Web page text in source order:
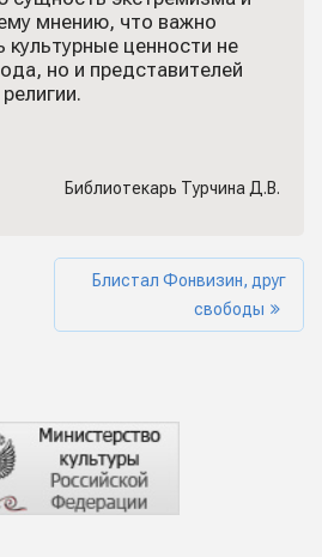
мнению, что важно
культурные ценности не
но и представителей
Библиотекарь Турчина Д.В.
Блистал Фонвизин, друг
свободы